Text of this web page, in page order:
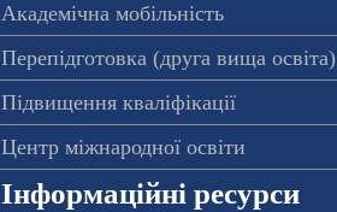
Академічна мобільність
Перепідготовка (друга вища освіта)
Підвищення кваліфікації
Центр міжнародної освіти
Інформаційні ресурси